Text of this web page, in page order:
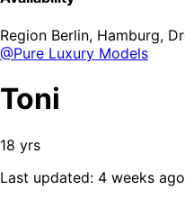
Region Berlin, Hamburg,
@Pure Luxury Models
Toni
18 yrs
Last updated: 4 weeks ago